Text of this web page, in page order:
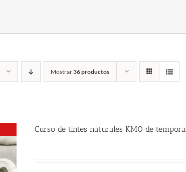
Mostrar36 productos
Curso de tintes naturales KM0 de